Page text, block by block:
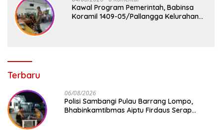
Kawal Program Pemerintah, Babinsa
Koramil 1409-05/Pallangga Kelurahan
Terbaru
06/08/2026
Polisi Sambangi Pulau Barrang Lompo,
Bhabinkamtibmas Aiptu Firdaus Serap